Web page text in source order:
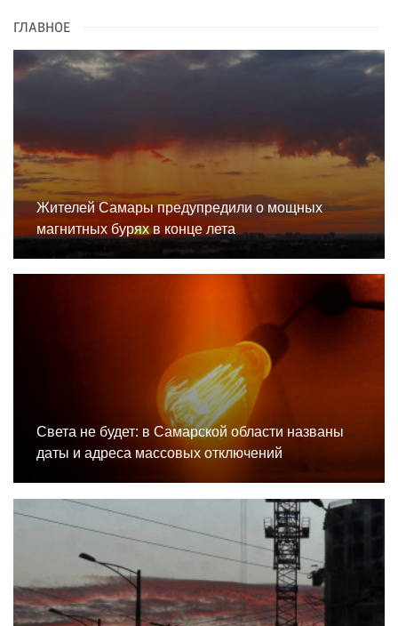
ГЛАВНОЕ
Жителей Самары предупредили о мощных
магнитных бурях в конце лета
Света не будет: в Самарской области названы
даты и адреса массовых отключений